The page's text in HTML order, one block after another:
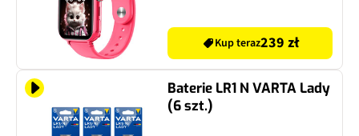
Kup teraz239 zł
Baterie LR1 N VARTA Lady
(6 szt.)